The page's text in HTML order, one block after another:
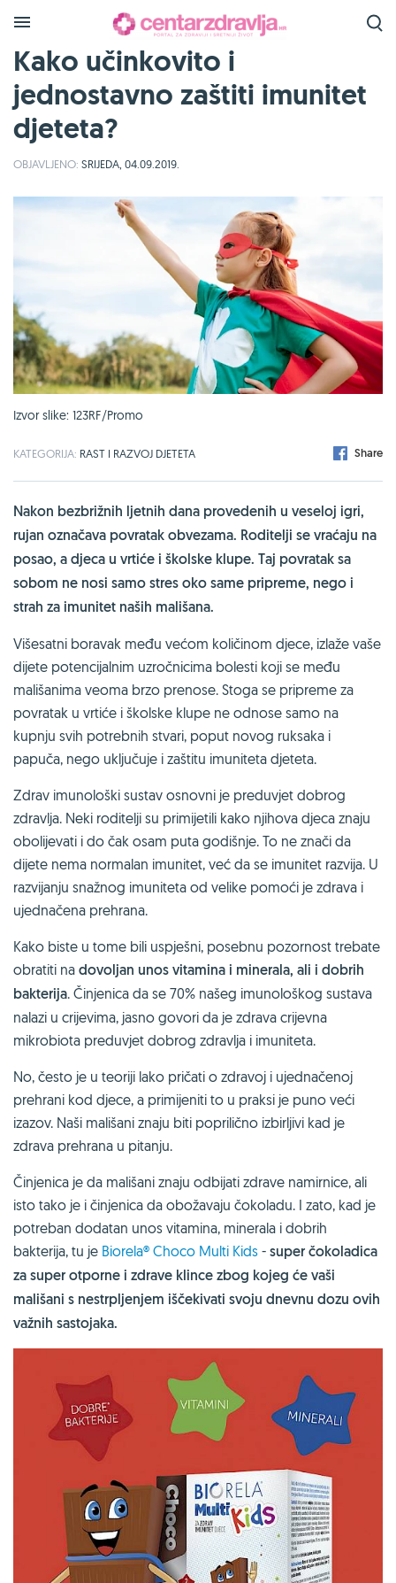
Kako učinkovito i
jednostavno zaštiti imunitet
djeteta?
OBJAVLJENO: SRIJEDA, 04.09.2019.
Izvor slike: 123RF/Promo
KATEGORIJA: RAST I RAZVOJ DJETETA Share
Nakon bezbrižnih ljetnih dana provedenih u veseloj igri,
rujan označava povratak obvezama. Roditelji se vraćaju na
posao, a djeca u vrtiće i školske klupe. Taj povratak sa
sobom ne nosi samo stres oko same pripreme, nego i
strah za imunitet naših mališana.
Višesatni boravak među većom količinom djece, izlaže vaše
dijete potencijalnim uzročnicima bolesti koji se među
mališanima veoma brzo prenose. Stoga se pripreme za
povratak u vrtiće i školske klupe ne odnose samo na
kupnju svih potrebnih stvari, poput novog ruksaka i
papuča, nego uključuje i zaštitu imuniteta djeteta.
Zdrav imunološki sustav osnovni je preduvjet dobrog
zdravlja. Neki roditelji su primijetili kako njihova djeca znaju
obolijevati i do čak osam puta godišnje. To ne znači da
dijete nema normalan imunitet, već da se imunitet razvija. U
razvijanju snažnog imuniteta od velike pomoći je zdrava i
ujednačena prehrana.
Kako biste u tome bili uspješni, posebnu pozornost trebate
obratiti na dovoljan unos vitamina i minerala, ali i dobrih
bakterija. Činjenica da se 70% našeg imunološkog sustava
nalazi u crijevima, jasno govori da je zdrava crijevna
mikrobiota preduvjet dobrog zdravlja i imuniteta.
No, često je u teoriji lako pričati o zdravoj i ujednačenoj
prehrani kod djece, a primijeniti to u praksi je puno veći
izazov. Naši mališani znaju biti poprilično izbirljivi kad je
zdrava prehrana u pitanju.
Činjenica je da mališani znaju odbijati zdrave namirnice, ali
isto tako je i činjenica da obožavaju čokoladu. I zato, kad je
potreban dodatan unos vitamina, minerala i dobrih
bakterija, tu je Biorela® Choco Multi Kids - super čokoladica
za super otporne i zdrave klince zbog kojeg će vaši
mališani s nestrpljenjem iščekivati svoju dnevnu dozu ovih
važnih sastojaka.